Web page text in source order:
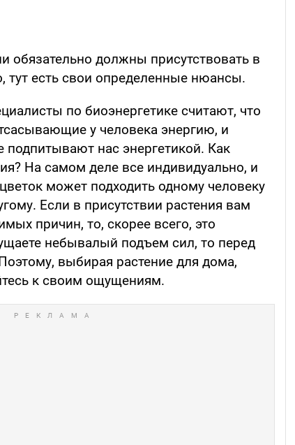
должны присутствовать в
есть свои определенные нюансы.
по биоэнергетике считают, что
у человека энергию, и
подпитывают нас энергетикой. Как
На самом деле все индивидуально, и
может подходить одному человеку
Если в присутствии растения вам
причин, то, скорее всего, это
небывалый подъем сил, то перед
выбирая растение для дома,
к своим ощущениям.